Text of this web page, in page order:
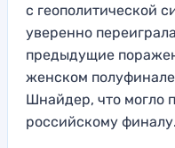
с геополитической
уверенно
предыдущие
женском
Шнайдер, что могло
российскому финалу.